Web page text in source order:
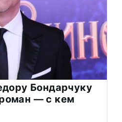
Бондарчуку
— с кем